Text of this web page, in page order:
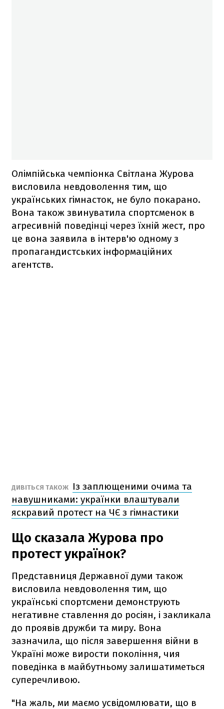
Олімпійська чемпіонка Світлана Журова
висловила невдоволення тим, що
українських гімнасток, не було покарано.
Вона також звинуватила спортсменок в
агресивній поведінці через їхній жест, про
це вона заявила в інтерв'ю одному з
пропагандистських інформаційних
агентств.
ДИВІТЬСЯ ТАКОЖ
Із заплющеними очима та
навушниками: українки влаштували
яскравий протест на ЧЄ з гімнастики
Що сказала Журова про
протест українок?
Представниця Державної думи також
висловила невдоволення тим, що
українські спортсмени демонструють
негативне ставлення до росіян, і закликала
до проявів дружби та миру. Вона
зазначила, що після завершення війни в
Україні може вирости покоління, чия
поведінка в майбутньому залишатиметься
суперечливою.
"На жаль, ми маємо усвідомлювати, що в